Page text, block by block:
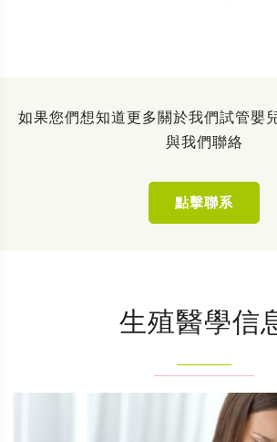
如果您們想知道更多關於我們試管嬰
與我們聯絡
點擊聯系
生殖醫學信